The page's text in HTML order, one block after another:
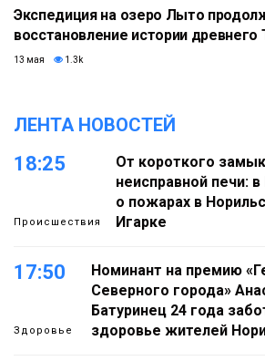
Экспедиция на озеро Лыто
восстановление истории
13 мая 1.3k
ЛЕНТА НОВОСТЕЙ
18:25
Происшествия
От короткого
неисправной печи:
о пожарах в
Игарке
17:50
Здоровье
Номинант на премию
Северного города»
Батуринец 24 года
здоровье жителей